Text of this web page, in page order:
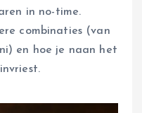
in no-time.
combinaties (van
en hoe je naan het